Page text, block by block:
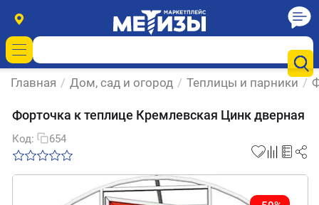
Главная / Дом, сад и огород / Теплицы и парники /
Форточка к теплице Кремлевская Цинк дверная
Код: 654